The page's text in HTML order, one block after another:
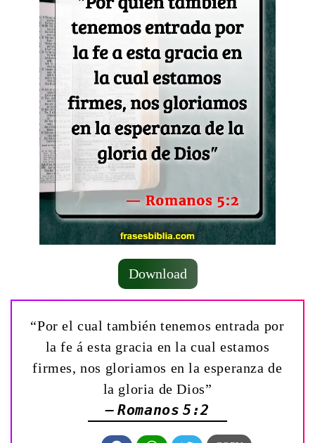
Download
“Por el cual también tenemos entrada por
la fe á esta gracia en la cual estamos
firmes, nos gloriamos en la esperanza de
la gloria de Dios”
— Romanos 5:2